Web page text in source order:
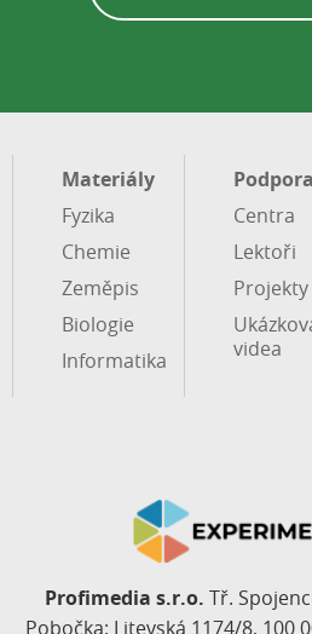
Materiály
Fyzika
Chemie
Zeměpis
Biologie
Informatika
Podpora
Centra
Lektoři
Projekty
videa
Profimedia s.r.o. Tř.
Pobočka: Litevská 1174/8, 100